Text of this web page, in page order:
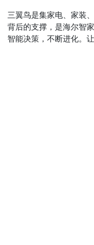
三翼鸟是集家电、家装
背后的支撑，是海尔智
智能决策，不断进化。